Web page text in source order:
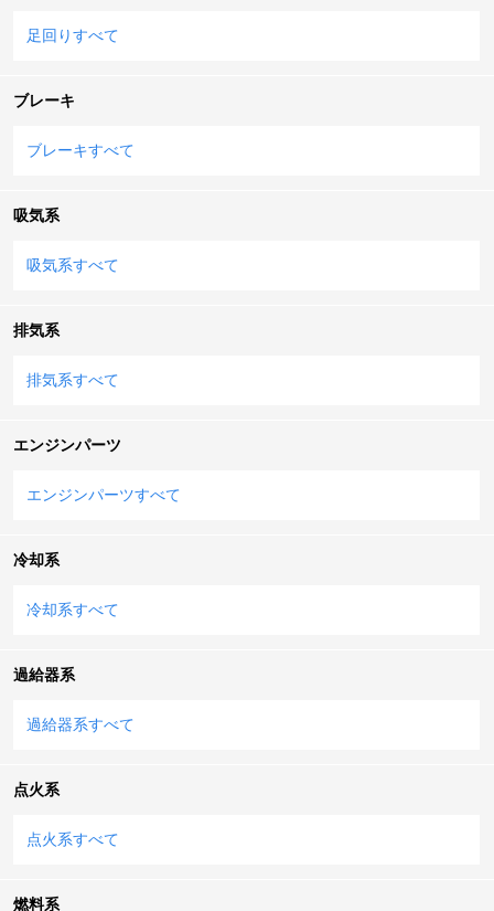
足回りすべて
ブレーキ
ブレーキすべて
吸気系
吸気系すべて
排気系
排気系すべて
エンジンパーツ
エンジンパーツすべて
冷却系
冷却系すべて
過給器系
過給器系すべて
点火系
点火系すべて
燃料系